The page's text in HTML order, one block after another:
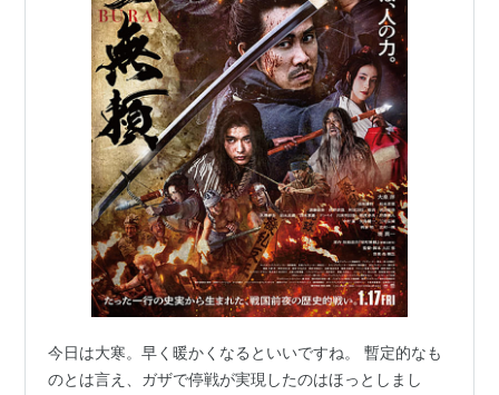
今日は大寒。早く暖かくなるといいですね。 暫定的なも
のとは言え、ガザで停戦が実現したのはほっとしまし